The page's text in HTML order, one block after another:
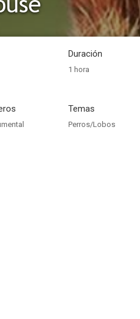
Duración
1 hora
Temas
Perros/Lobos